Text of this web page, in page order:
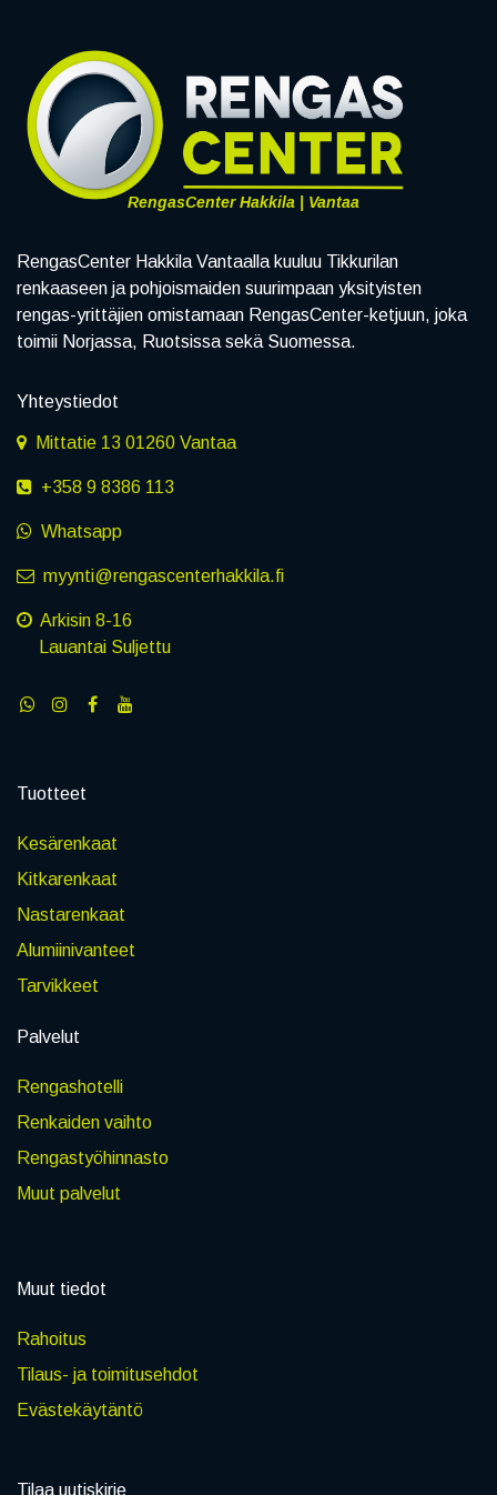
RengasCenter Hakkila | Vantaa
RengasCenter Hakkila Vantaalla kuuluu Tikkurilan
renkaaseen ja pohjoismaiden suurimpaan yksityisten
rengas-yrittäjien omistamaan RengasCenter-ketjuun, joka
toimii Norjassa, Ruotsissa sekä Suomessa.
Yhteystiedot
Mittatie 13 01260 Vantaa
+358 9 8386 113
Whatsapp
myynti@rengascenterhakkila.fi
Arkisin 8-16
Lauantai Suljettu
Tuotteet
Kesärenkaat
Kitkarenkaat
Nastarenkaat
Alumiinivanteet
Tarvikkeet
Palvelut
Rengashotelli
Renkaiden vaihto
Rengastyöhinnasto
Muut palvelut
Muut tiedot
Rahoitus
Tilaus- ja toimitusehdot
Evästekäytäntö
Tilaa uutiskirje